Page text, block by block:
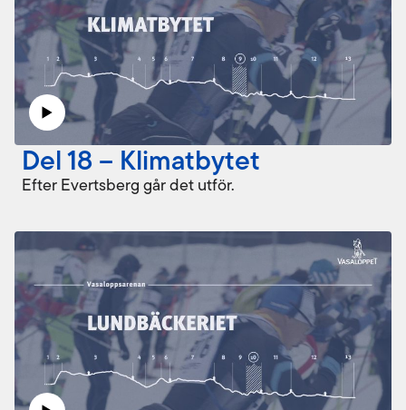
Del 18 – Klimatbytet
Efter Evertsberg går det utför.